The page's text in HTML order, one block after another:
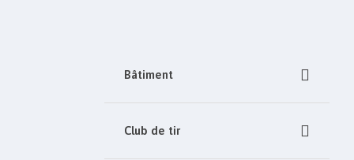
Bâtiment
Club de tir